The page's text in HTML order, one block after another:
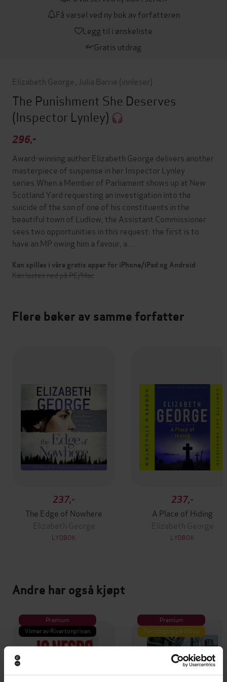
Få varsel ved ny bok av forfatteren
Legg til i ønskeliste
Gratis utdrag
Elizabeth George Julia Barrie (innleser)
The Punishment She Deserves
(Inspector Lynley)
296,-
Award-winning author Elizabeth George delivers another
masterpiece of suspense in her Inspector Lynley
series.When a Member of Parliament shows up at New
Scotland Yard requesting an investigation into the
suicide of the son of one of his constituents in the
beautiful town of Ludlow, the Assistant Commissioner
sees two opportunities in this request: the first is to
have an MP owing him a favour, a…
Kan spilles i våre gratis apper for iPhone/iPad og Android
Kan lastes ned på PC/Mac
Flere bøker av samme forfatter
237,-
The Edge of Nowhere
Elizabeth George
LYDBOK
237,-
A Place of Hiding
Elizabeth George
LYDBOK
Andre har også kjøpt
Premium
Vinner av Rivertonprisen
Premium
Første gang på tilbud